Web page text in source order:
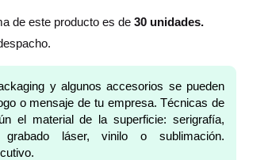
de este producto es de 30 unidades.
y algunos accesorios se pueden
o mensaje de tu empresa. Técnicas de
el material de la superficie: serigrafía,
grabado láser, vinilo o sublimación.